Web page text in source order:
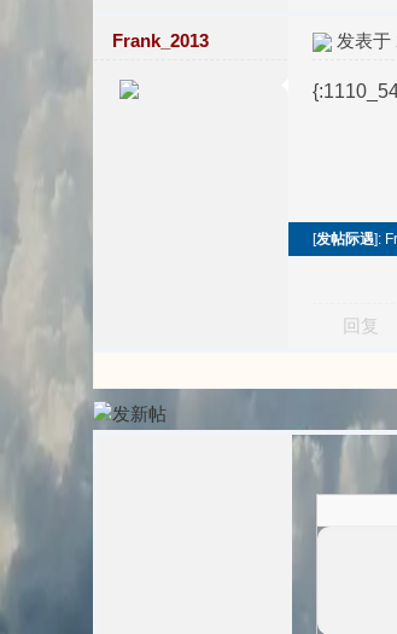
Frank_2013 发表于
[发帖际遇]:
回复